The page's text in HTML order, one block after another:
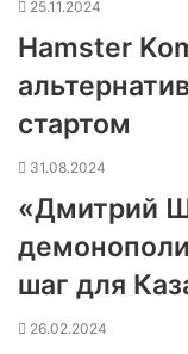
25.11.2024
Hamster
стартом
31.08.2024
«Дмитрий
шаг для
26.02.2024